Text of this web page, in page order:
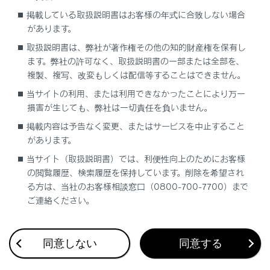
ガラスを傷付けるおそれがあります。
操作のしかた
合わせて見られているページ
Lexus Teammate Advanced Park
トランスミッション
掲載している取扱説明書はお客様の年式に合致しない場合
があります。
取扱説明書は、弊社が著作権その他の知的財産権を保有し
ます。弊社の許可なく、取扱説明書の一部または全部を、
複製、複写、改変もしくは配信等することはできません。
当サイトの利用、または利用できなかったことにより万一
損害が生じても、弊社は一切責任を負いません。
掲載内容は予告なく変更、またはサービスを中止すること
があります。
当サイト（取扱説明書）では、利便性向上のためにお客様
の閲覧履歴、検索履歴を保持しています。削除を希望され
る方は、当社のお客様相談窓口（0800-700-7700）まで
ご連絡ください。
同意しない 同意する